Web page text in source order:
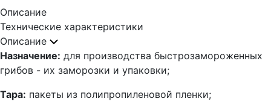
Описание
Технические характеристики
Описание
Назначение: для производства быстрозамороженных
грибов - их заморозки и упаковки;
Тара: пакеты из полипропиленовой пленки;